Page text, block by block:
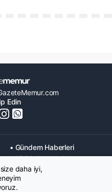
Edin
• Gündem Haberleri
• KPSS Haberleri
• Eğitim Haberleri
• Maaş Verileri Haberleri
daha iyi,